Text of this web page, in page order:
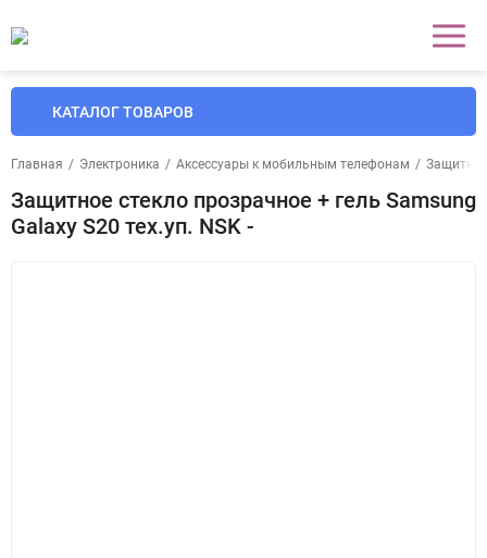
КАТАЛОГ ТОВАРОВ
Главная / Электроника / Аксессуары к мобильным телефонам /
Защитное стекло прозрачное + гель Samsung
Galaxy S20 тех.уп. NSK -